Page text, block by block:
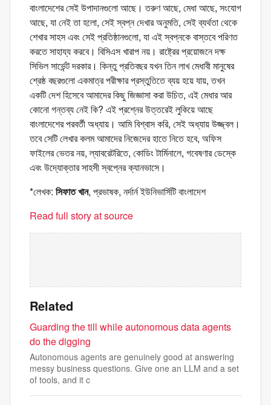
বাংলাদেশের সেই উপাদানগুলো আছে। তরুণ আছে, মেধা আছে, সংযোগ
আছে, যা নেই তা হলো, সেই স্বপ্ন দেখার অনুমতি, সেই ব্যর্থতা থেকে
শেখার সাহস এবং সেই প্রতিষ্ঠানগুলো, যা এই স্বপ্নকে বাস্তবে পরিণত
করতে সাহায্য করবে। বিসিএস খারাপ নয়। রাষ্ট্রের প্রয়োজনে দক্ষ
সিভিল সার্ভেন্ট দরকার। কিন্তু প্রতিবছর যখন তিন লাখ মেধাবী মানুষের
শ্রেষ্ঠ বছরগুলো একমাত্র পরীক্ষার প্রস্তুতিতে ব্যয় হয়ে যায়, তখন
একটি দেশ হিসেবে আমাদের কিছু জিজ্ঞাসা করা উচিত, এই মেধার আর
কোনো গন্তব্য নেই কি? এই প্রশ্নের উত্তরেই লুকিয়ে আছে
বাংলাদেশের পরবর্তী অধ্যায়। আমি বিশ্বাস করি, সেই অধ্যায় উজ্জ্বল।
তবে সেটি লেখার কলম আমাদের নিজেদের হাতে নিতে হবে, অফিস
ফাইলের ভেতর নয়, ল্যাবরেটরিতে, কোডিং টার্মিনালে, গবেষণার ডেস্কে
এবং উদ্যোক্তার সাহসী স্বপ্নের ক্যানভাসে।
*লেখক: সিফাত খান, প্রভাষক, নর্দার্ন ইউনিভার্সিটি বাংলাদেশ
Read full story at source
Related
Guarding the till while autonomous data agents
do the digging
Autonomous agents are genuinely good at answering
messy business questions. Give one an LLM and a set
of tools, and it c